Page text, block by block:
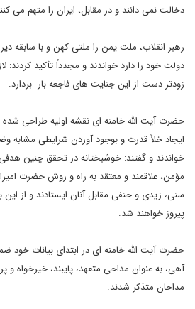
دخالت نمی دانند و در مقابل، ایران را متهم می
رهبر انقلاب، ملت یمن را ملتی کهن و با سابقه
دولت خود را دارد خواندند و مجدداً تأکید
زودتر دست از این جنایت های فاجعه بار بردارد.
حضرت آیت الله خامنه ای نقشه اولیه طراحی
ایجاد خلأ قدرت و بوجود آوردن شرایطی مشابه
خواندند و گفتند: خوشبختانه در تحقق چنین هدفی
مؤمن، علاقمند و معتقد به راه و روش حضرت
سنی، زیدی و حنفی مقابل آنان ایستادند و از این
پیروز خواهند شد.
حضرت آیت الله خامنه ای در ابتدای بیانات خود
آهی، به عنوان مداحی متعهد، پایبند، خیرخواه و
مداحان متذکر شدند.